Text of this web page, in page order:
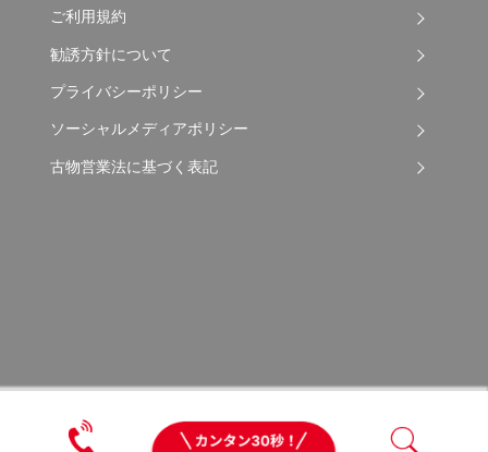
ご利用規約
勧誘方針について
プライバシーポリシー
ソーシャルメディアポリシー
古物営業法に基づく表記